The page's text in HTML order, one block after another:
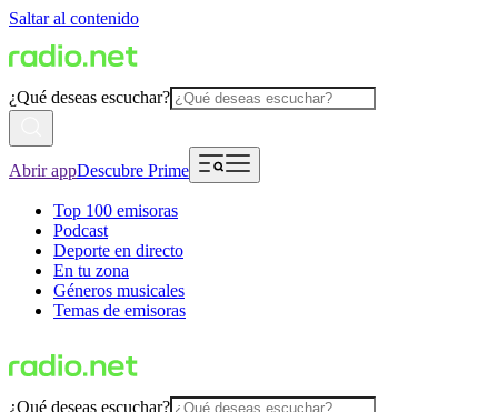
Saltar al contenido
¿Qué deseas escuchar?
Abrir appDescubre Prime
Top 100 emisoras
Podcast
Deporte en directo
En tu zona
Géneros musicales
Temas de emisoras
¿Qué deseas escuchar?